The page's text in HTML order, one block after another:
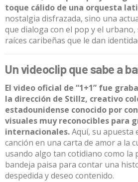
toque cálido de una orquesta
nostalgia disfrazada, sino una
que dialoga con el pop y el urbano,
raíces caribeñas que le dan
Un videoclip que sabe a
El video oficial de “1+1” fue
la dirección de Stillz, creativo
estadounidense conocido por
visuales muy reconocibles para
internacionales.Aquí, su apuesta
canción en una carta de amor a la
usando algo tan cotidiano como la
bandeja paisa para contar una
despedida y deseo contenido.